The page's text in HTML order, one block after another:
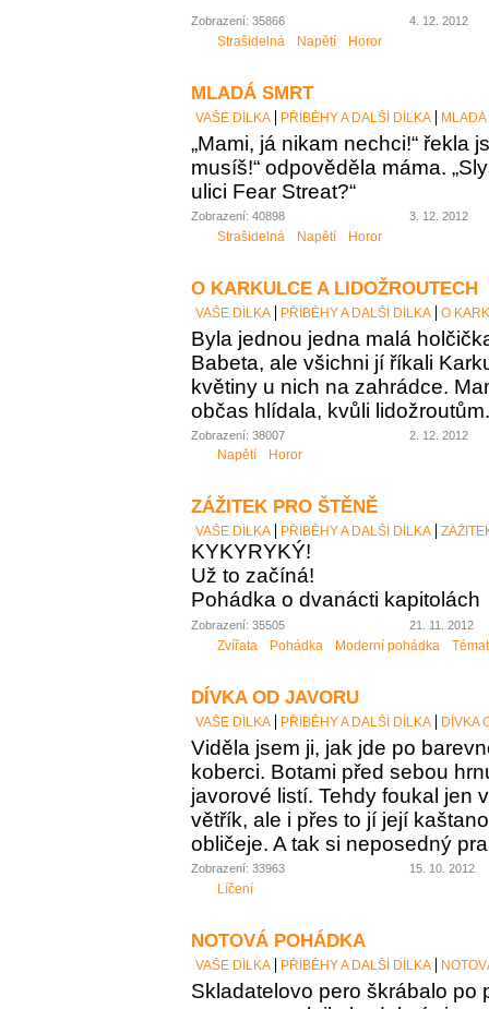
Zobrazení: 35866 4. 12. 2012
Strašidelná Napětí Horor
MLADÁ SMRT
VAŠE DÍLKA PŘÍBĚHY A DALŠÍ DÍLKA
„Mami, já nikam nechci!“ řekla
musíš!“ odpověděla máma.
ulici Fear Streat?“
Zobrazení: 40898 3. 12. 2012
Strašidelná Napětí Horor
O KARKULCE A LIDOŽROUTECH
VAŠE DÍLKA PŘÍBĚHY A DALŠÍ DÍLKA O
Byla jednou jedna malá
Babeta, ale všichni jí říkali
květiny u nich na zahrádce.
občas hlídala, kvůli lidožroutům.
Zobrazení: 38007 2. 12. 2012
Napětí Horor
ZÁŽITEK PRO ŠTĚNĚ
VAŠE DÍLKA PŘÍBĚHY A DALŠÍ DÍLKA
KYKYRYKÝ!
Už to začíná!
Pohádka o dvanácti kapitolách
Zobrazení: 35505 21. 11. 2012
Zvířata Pohádka Moderní pohádka
DÍVKA OD JAVORU
VAŠE DÍLKA PŘÍBĚHY A DALŠÍ DÍLKA DÍVKA
Viděla jsem ji, jak jde po
koberci. Botami před sebou
javorové listí. Tehdy foukal jen
větřík, ale i přes to jí její
obličeje. A tak si neposedný
Zobrazení: 33963 15. 10. 2012
Líčení
NOTOVÁ POHÁDKA
VAŠE DÍLKA PŘÍBĚHY A DALŠÍ DÍLKA
Skladatelovo pero škrábalo po